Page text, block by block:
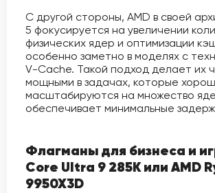
С другой стороны, AMD в своей
5 фокусируется на увеличении
физических ядер и оптимизации
особенно заметно в моделях с
V-Cache. Такой подход делает их
мощными в задачах, которые
масштабируются на множество
обеспечивает минимальные
Флагманы для бизнеса и
Core Ultra 9 285K или AMD
9950X3D